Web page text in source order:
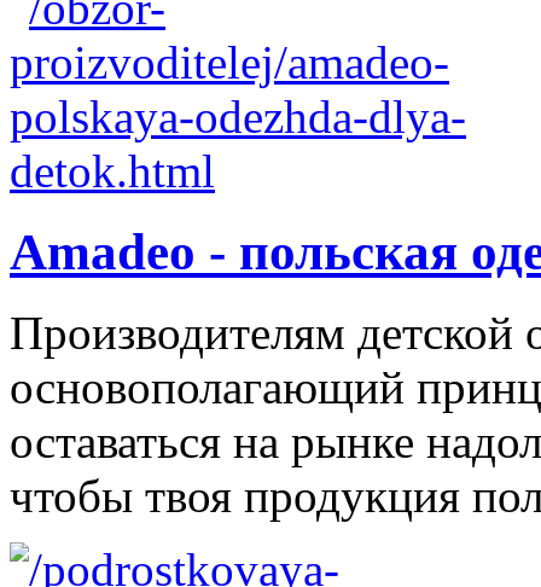
Amadeo - польская
Производителям детской
основополагающий
оставаться на рынке
чтобы твоя продукция